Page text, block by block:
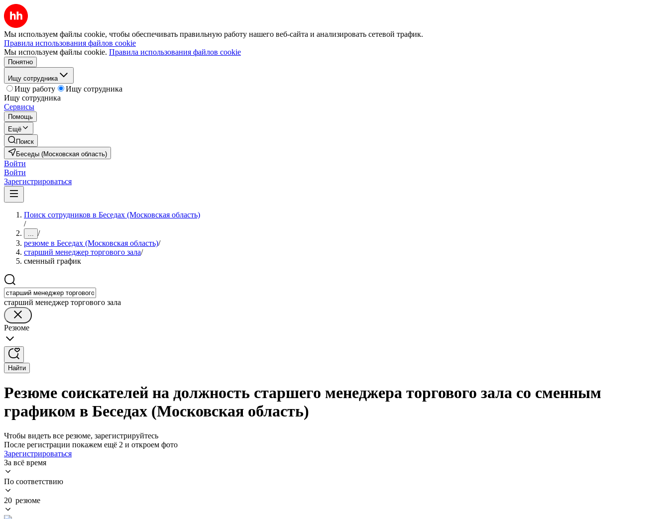
Мы используем файлы cookie, чтобы обеспечивать правильную работу нашего веб-сайта и анализировать сетевой трафик.
Правила использования файлов cookie
Мы используем файлы cookie. Правила использования файлов cookie
Понятно
Ищу сотрудника
Ищу работу
Ищу сотрудника
Ищу сотрудника
Сервисы
Помощь
Ещё
Поиск
Беседы (Московская область)
Войти
Войти
Зарегистрироваться
Поиск сотрудников в Беседах (Московская область)
/
... /
резюме в Беседах (Московская область)/
старший менеджер торгового зала/
сменный график
старший менеджер торгового зала
Резюме
Найти
Резюме соискателей на должность старшего менеджера торгового зала со сменным
графиком в Беседах (Московская область)
Чтобы видеть все резюме, зарегистрируйтесь
После регистрации покажем ещё 2 и откроем фото
Зарегистрироваться
За всё время
По соответствию
20 резюме